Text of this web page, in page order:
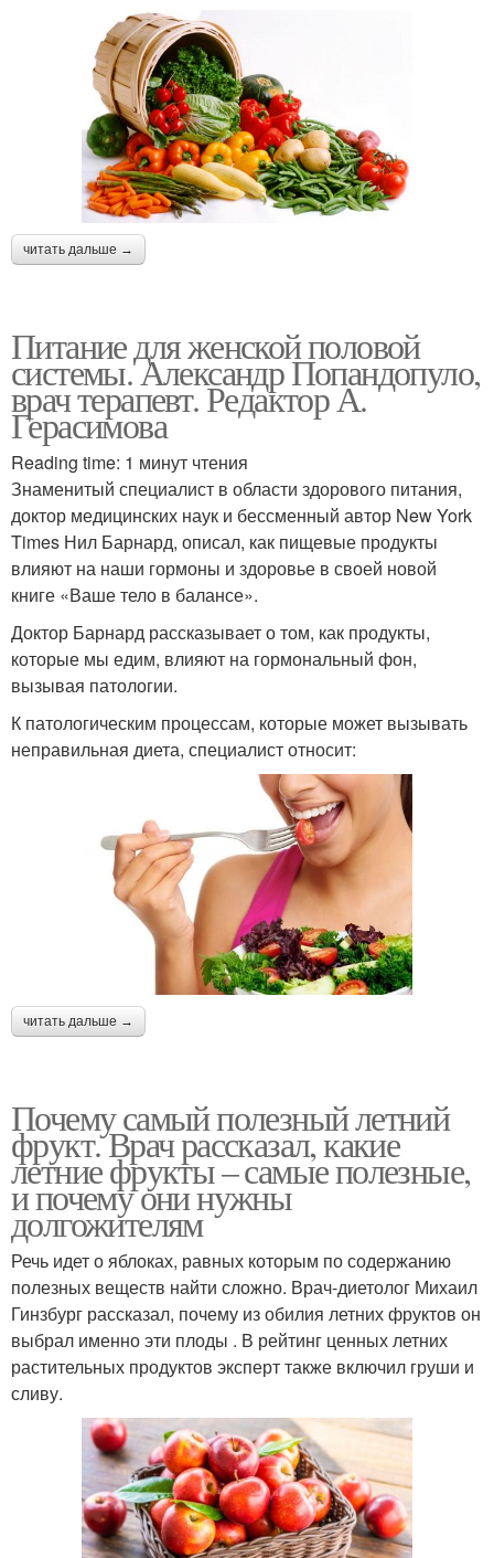
читать дальше →
Питание для женской половой
системы. Александр Попандопуло,
врач терапевт. Редактор А.
Герасимова
Reading time: 1 минут чтения
Знаменитый специалист в области здорового питания,
доктор медицинских наук и бессменный автор New York
Times Нил Барнард, описал, как пищевые продукты
влияют на наши гормоны и здоровье в своей новой
книге «Ваше тело в балансе».
Доктор Барнард рассказывает о том, как продукты,
которые мы едим, влияют на гормональный фон,
вызывая патологии.
К патологическим процессам, которые может вызывать
неправильная диета, специалист относит:
читать дальше →
Почему самый полезный летний
фрукт. Врач рассказал, какие
летние фрукты – самые полезные,
и почему они нужны
долгожителям
Речь идет о яблоках, равных которым по содержанию
полезных веществ найти сложно. Врач-диетолог Михаил
Гинзбург рассказал, почему из обилия летних фруктов он
выбрал именно эти плоды . В рейтинг ценных летних
растительных продуктов эксперт также включил груши и
сливу.